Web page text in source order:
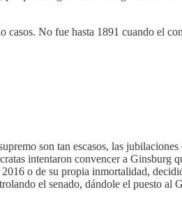
casos. No fue hasta 1891 cuando el
son tan escasos, las jubilaciones
intentaron convencer a Ginsburg
o de su propia inmortalidad,
el senado, dándole el puesto al